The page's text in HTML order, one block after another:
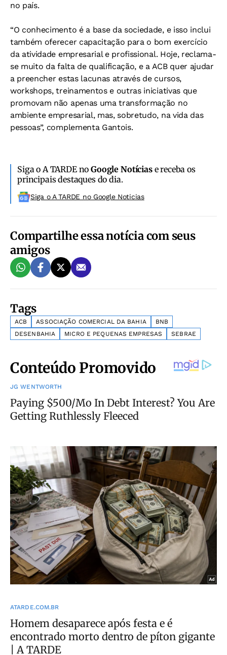
no país.
“O conhecimento é a base da sociedade, e isso inclui
também oferecer capacitação para o bom exercício
da atividade empresarial e profissional. Hoje, reclama-
se muito da falta de qualificação, e a ACB quer ajudar
a preencher estas lacunas através de cursos,
workshops, treinamentos e outras iniciativas que
promovam não apenas uma transformação no
ambiente empresarial, mas, sobretudo, na vida das
pessoas”, complementa Gantois.
Siga o A TARDE noGoogle Notíciase receba os
principais destaques do dia.
Siga o A TARDE no Google Noticias
Compartilhe essa notícia com seus
amigos
Tags
ACB ASSOCIAÇÃO COMERCIAL DA BAHIA
BNB
DESENBAHIA
MICRO E PEQUENAS EMPRESAS SEBRAE